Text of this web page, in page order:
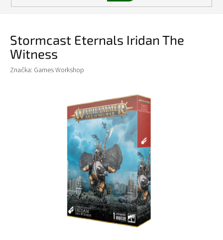
Stormcast Eternals Iridan The
Witness
Značka: Games Workshop